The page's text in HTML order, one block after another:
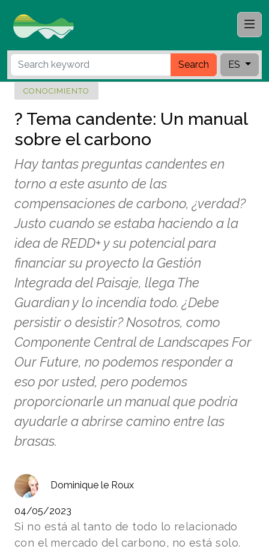
Search ES
CONOCIMIENTO
? Tema candente: Un manual
sobre el carbono
Hay tantas preguntas candentes en
torno a este asunto de las
compensaciones de carbono, ¿verdad?
Justo cuando se estaba haciendo a la
idea de REDD+ y su potencial para
financiar su proyecto la Gestión
Integrada del Paisaje, llega The
Guardian y lo incendia todo. ¿Debe
persistir o desistir? Nosotros, como
Componente Central de Landscapes For
Our Future, no podemos responder a
eso por usted, pero podemos
proporcionarle un manual que podría
ayudarle a abrirse camino entre las
brasas.
Dominique le Roux
04/05/2023
Si no está al tanto de todo lo relacionado
con el mercado del carbono, no está solo.